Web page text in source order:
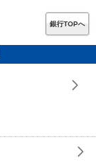
銀行TOPへ